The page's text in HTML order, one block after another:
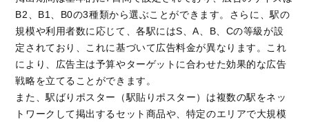
B2、B1、B0の3種類から選ぶことができます。さらに、駅の
規模や利用者数に応じて、各駅にはS、A、B、Cの等級が設
定されており、これに基づいて広告料金が異なります。これ
により、広告主は予算やターゲットに合わせた効果的な広告
戦略を立てることができます。
また、駅ばりポスター（駅貼りポスター）は複数の駅をネッ
トワークして掲出するセット商品や、特定のエリアで大規模